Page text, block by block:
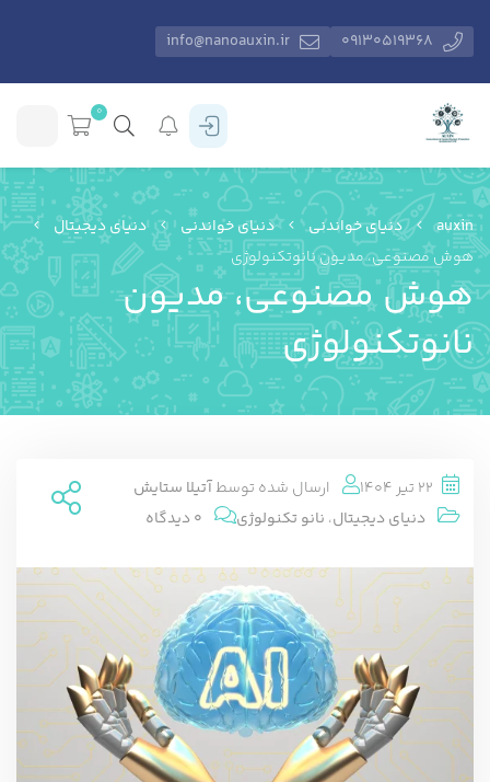
0
auxin دنیای خواندنی دنیای خواندنی
دنیای دیجیتال
هوش مصنوعی، مدیون نانوتکنولوژی
هوش مصنوعی، مدیون
نانوتکنولوژی
22 تیر 1404 ارسال شده توسطآتیلا ستایش
دنیای دیجیتال، نانو تکنولوژی 0 دیدگاه